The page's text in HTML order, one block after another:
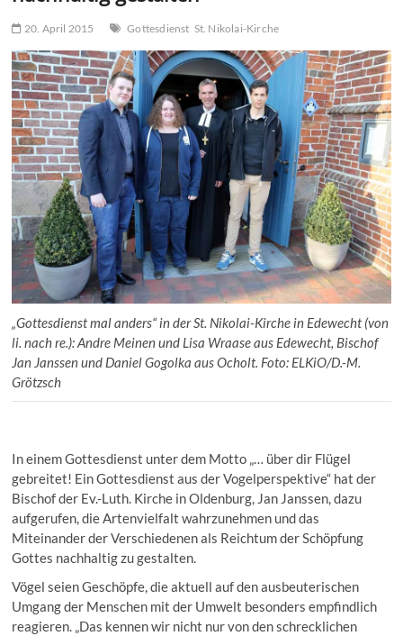
20. April 2015 Gottesdienst St. Nikolai-Kirche
„Gottesdienst mal anders“ in der St. Nikolai-Kirche in Edewecht (von
li. nach re.): Andre Meinen und Lisa Wraase aus Edewecht, Bischof
Jan Janssen und Daniel Gogolka aus Ocholt. Foto: ELKiO/D.-M.
Grötzsch
In einem Gottesdienst unter dem Motto „… über dir Flügel
gebreitet! Ein Gottesdienst aus der Vogelperspektive“ hat der
Bischof der Ev.-Luth. Kirche in Oldenburg, Jan Janssen, dazu
aufgerufen, die Artenvielfalt wahrzunehmen und das
Miteinander der Verschiedenen als Reichtum der Schöpfung
Gottes nachhaltig zu gestalten.
Vögel seien Geschöpfe, die aktuell auf den ausbeuterischen
Umgang der Menschen mit der Umwelt besonders empfindlich
reagieren. „Das kennen wir nicht nur von den schrecklichen